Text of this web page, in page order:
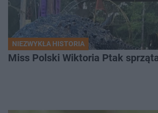
NIEZWYKŁA HISTORIA
Miss Polski Wiktoria Ptak